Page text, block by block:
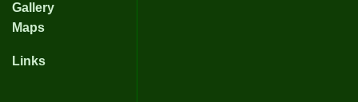
Gallery
Maps
Links